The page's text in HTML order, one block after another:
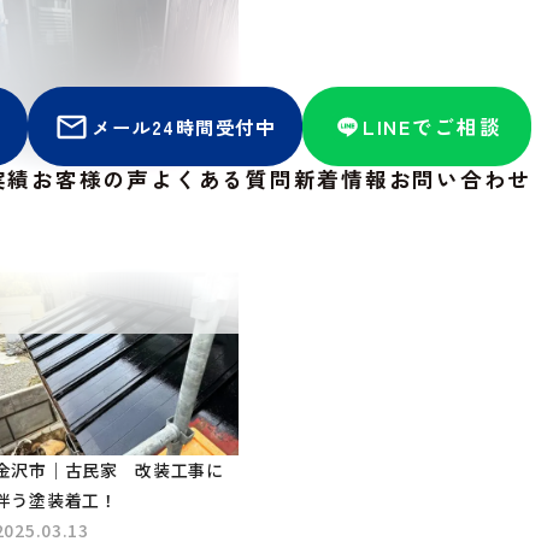
メール24時間受付中 LINEでご相談
お客様の声 よくある質問新着情報 お問い合わせ
沢市｜古民家 中庭下見
沢市｜古民家 改装工事に
う塗装着工！